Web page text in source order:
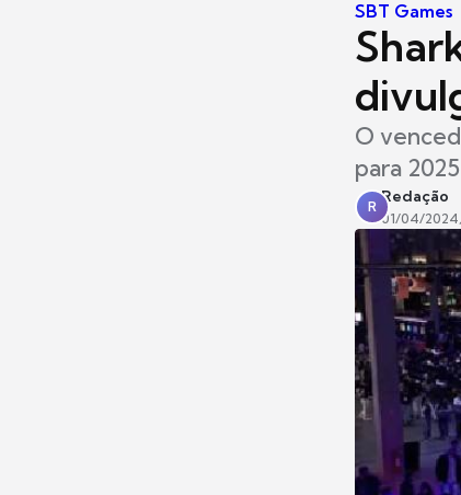
SBT Games
O
para
R
Redação
01/04/2024,